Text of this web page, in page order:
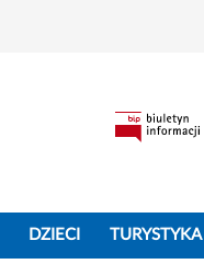
DZIECI TURYSTYKA